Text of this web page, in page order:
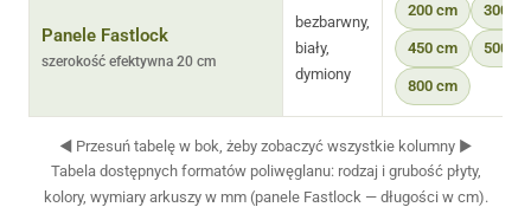
Panele Fastlock
szerokość efektywna 20 cm
bezbarwny,
biały,
dymiony
200 cm 300
450 cm 500
800 cm
◀ Przesuń tabelę w bok, żeby zobaczyć wszystkie kolumny ▶
Tabela dostępnych formatów poliwęglanu: rodzaj i grubość płyty,
kolory, wymiary arkuszy w mm (panele Fastlock — długości w cm).